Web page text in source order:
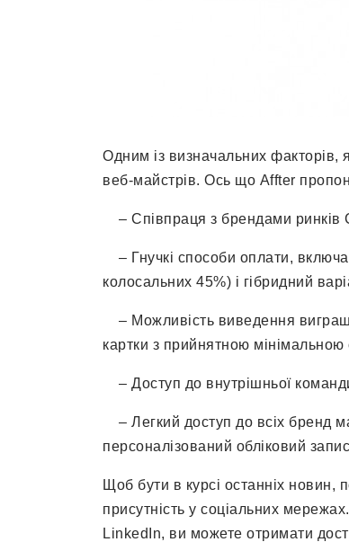
Одним із визначальних факторів,
веб-майстрів. Ось що Affter
– Співпраця з брендами ринків
– Гнучкі способи оплати,
колосальних 45%) і гібридний
– Можливість виведення
картки з прийнятною
– Доступ до внутрішньої
– Легкий доступ до всіх бренд
персоналізований обліковий
Щоб бути в курсі останніх новин,
присутність у соціальних
LinkedIn, ви можете отримати